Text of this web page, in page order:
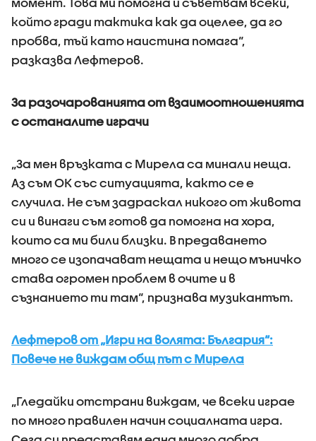
който гради тактика как да оцелее, да го
пробва, тъй като наистина помага“,
разказва Лефтеров.
За разочарованията от взаимоотношенията
с останалите играчи
„За мен връзката с Мирела са минали неща.
Аз съм ОК със ситуацията, както се е
случила. Не съм задраскал никого от живота
си и винаги съм готов да помогна на хора,
които са ми били близки. В предаването
много се изопачават нещата и нещо мъничко
става огромен проблем в очите и в
съзнанието ти там“, признава музикантът.
Лефтеров от „Игри на волята: България“:
Повече не виждам общ път с Мирела
„Гледайки отстрани виждам, че всеки играе
по много правилен начин социалната игра.